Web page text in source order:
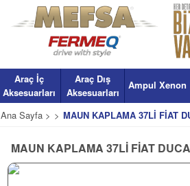
Araç İç
Aksesuarları
Araç Dış
Aksesuarları
Ampul Xenon
Ana Sayfa > > MAUN KAPLAMA 37Lİ FİAT
MAUN KAPLAMA 37Lİ FİAT